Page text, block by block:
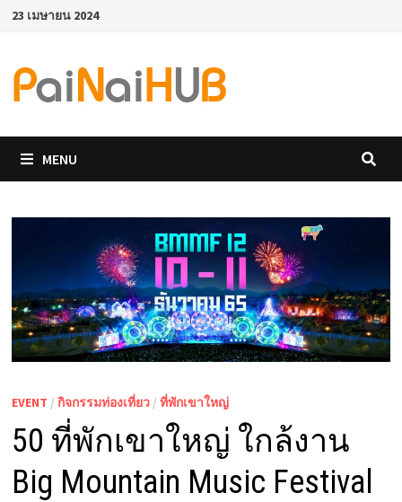
Skip23 เมษายน 2024
MENU
EVENT / กิจกรรมท่องเที่ยว/ ที่พักเขาใหญ่
50 ที่พักเขาใหญ่ ใกล้งาน
Big Mountain Music Festival